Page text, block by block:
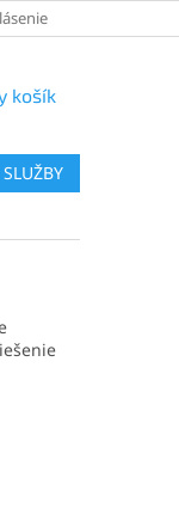
TOVARU
košík
SLUŽBY